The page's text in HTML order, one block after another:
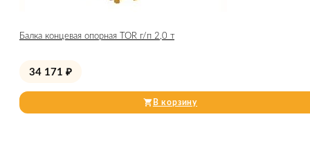
Балка концевая опорная TOR г/п 2,0 т
34 171 ₽
В корзину